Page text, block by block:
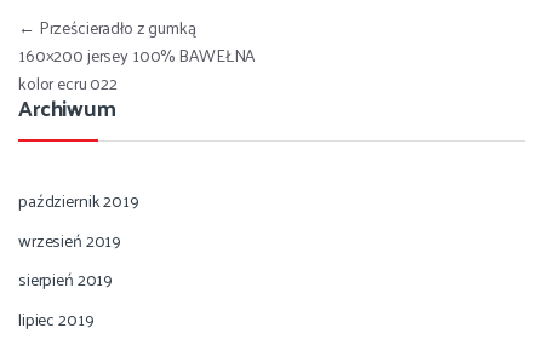
Nawigacja wpisu
← Prześcieradło z gumką
160×200 jersey 100% BAWEŁNA
kolor ecru 022
Archiwum
październik 2019
wrzesień 2019
sierpień 2019
lipiec 2019